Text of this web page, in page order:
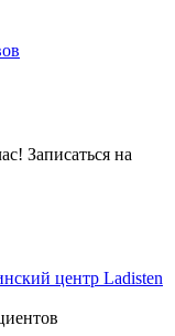
Записаться на